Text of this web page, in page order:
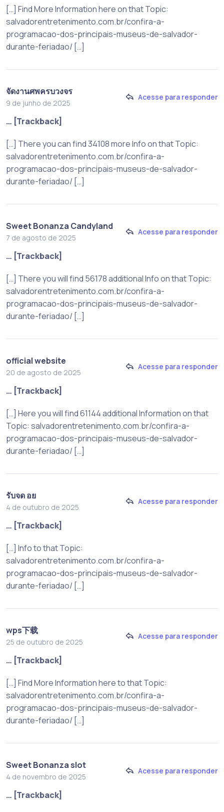
[…] Find More Information here on that Topic:
salvadorentretenimento.com.br/confira-a-
programacao-dos-principais-museus-de-salvador-
durante-feriadao/ […]
จัดงานศพครบวงจร
9 de junho de 2025
Acesse para responder
… [Trackback]
[…] There you can find 34108 more Info on that Topic:
salvadorentretenimento.com.br/confira-a-
programacao-dos-principais-museus-de-salvador-
durante-feriadao/ […]
Sweet Bonanza Candyland
7 de agosto de 2025
Acesse para responder
… [Trackback]
[…] There you will find 56178 additional Info on that Topic:
salvadorentretenimento.com.br/confira-a-
programacao-dos-principais-museus-de-salvador-
durante-feriadao/ […]
official website
20 de agosto de 2025
Acesse para responder
… [Trackback]
[…] Here you will find 61144 additional Information on that
Topic: salvadorentretenimento.com.br/confira-a-
programacao-dos-principais-museus-de-salvador-
durante-feriadao/ […]
รับจด อย
4 de outubro de 2025
Acesse para responder
… [Trackback]
[…] Info to that Topic:
salvadorentretenimento.com.br/confira-a-
programacao-dos-principais-museus-de-salvador-
durante-feriadao/ […]
wps下载
25 de outubro de 2025
Acesse para responder
… [Trackback]
[…] Find More Information here to that Topic:
salvadorentretenimento.com.br/confira-a-
programacao-dos-principais-museus-de-salvador-
durante-feriadao/ […]
Sweet Bonanza slot
4 de novembro de 2025
Acesse para responder
… [Trackback]